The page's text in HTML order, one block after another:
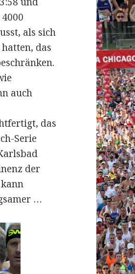
als sich
das
auch
das
Serie
der
…